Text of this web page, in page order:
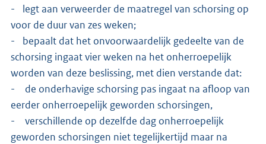
- legt aan verweerder de maatregel van schorsing op
voor de duur van zes weken;
- bepaalt dat het onvoorwaardelijk gedeelte van de
schorsing ingaat vier weken na het onherroepelijk
worden van deze beslissing, met dien verstande dat:
- de onderhavige schorsing pas ingaat na afloop van
eerder onherroepelijk geworden schorsingen,
- verschillende op dezelfde dag onherroepelijk
geworden schorsingen niet tegelijkertijd maar na